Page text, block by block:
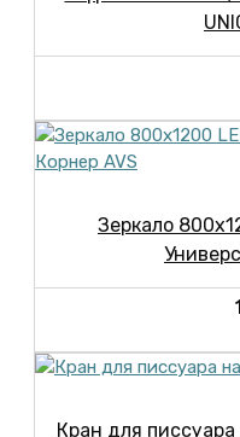
Зеркало
Кран для